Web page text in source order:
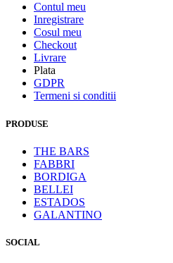
Contul meu
Inregistrare
Cosul meu
Checkout
Livrare
Plata
GDPR
Termeni si conditii
PRODUSE
THE BARS
FABBRI
BORDIGA
BELLEI
ESTADOS
GALANTINO
SOCIAL